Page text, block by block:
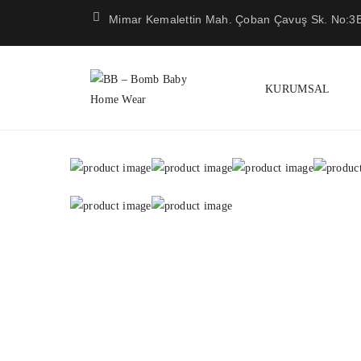
Mimar Kemalettin Mah. Çoban Çavuş Sk.
KURUMSAL